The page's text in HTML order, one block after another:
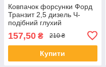
Ковпачок форсунки Форд
Транзит 2,5 дизель Ч-
подібний глухий
157,50 ₴ 210 ₴
Купити